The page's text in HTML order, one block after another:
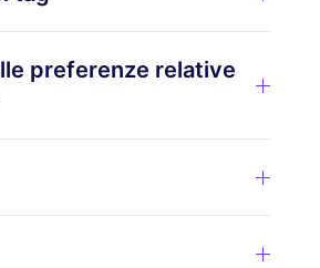
preferenze relative